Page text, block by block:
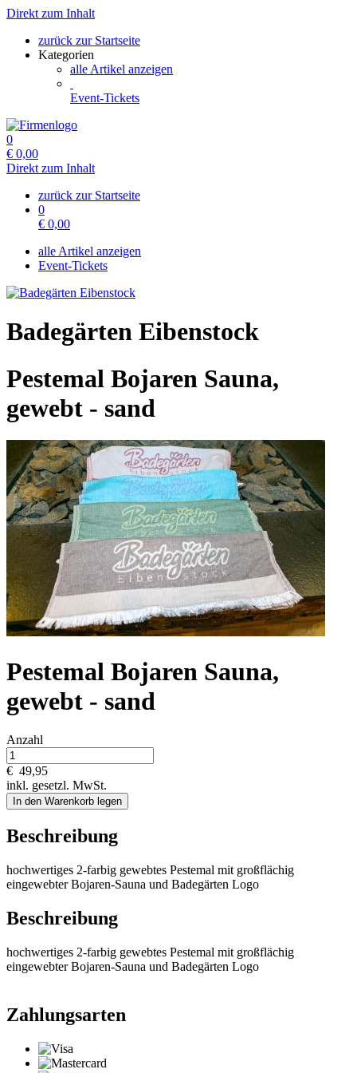
Direkt zum Inhalt
zurück zur Startseite
Kategorien
alle Artikel anzeigen
Event-Tickets
0
€ 0,00
Direkt zum Inhalt
zurück zur Startseite
0
€ 0,00
alle Artikel anzeigen
Event-Tickets
Badegärten Eibenstock
Pestemal Bojaren Sauna,
gewebt - sand
Pestemal Bojaren Sauna,
gewebt - sand
Anzahl
€ 49,95
inkl. gesetzl. MwSt.
In den Warenkorb legen
Beschreibung
hochwertiges 2-farbig gewebtes Pestemal mit großflächig
eingewebter Bojaren-Sauna und Badegärten Logo
Beschreibung
hochwertiges 2-farbig gewebtes Pestemal mit großflächig
eingewebter Bojaren-Sauna und Badegärten Logo
Zahlungsarten